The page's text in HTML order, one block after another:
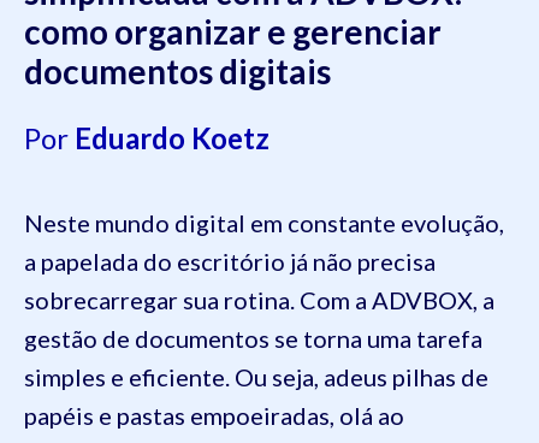
como organizar e gerenciar
documentos digitais
Por Eduardo Koetz
Neste mundo digital em constante evolução,
a papelada do escritório já não precisa
sobrecarregar sua rotina. Com a ADVBOX, a
gestão de documentos se torna uma tarefa
simples e eficiente. Ou seja, adeus pilhas de
papéis e pastas empoeiradas, olá ao